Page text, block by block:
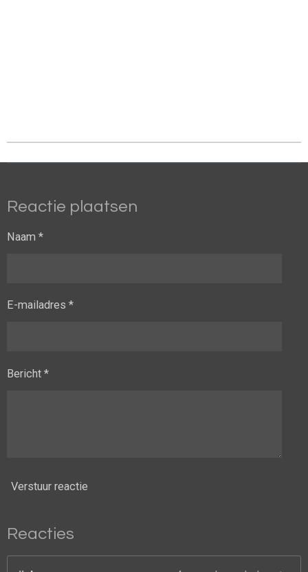
Reactie plaatsen
Naam *
E-mailadres *
Bericht *
Verstuur reactie
Reacties